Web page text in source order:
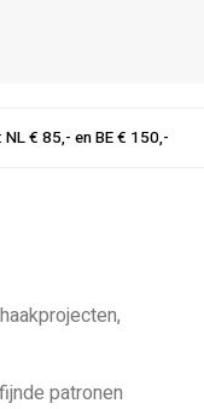
€ 85,- en BE € 150,-
patronen